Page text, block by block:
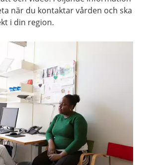
när du kontaktar vården och ska
i din region.